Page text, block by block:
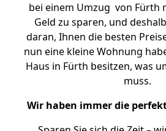
bei einem Umzug von Fürth
Geld zu sparen, und
daran, Ihnen die besten
nun eine kleine Wohnung
Haus in Fürth besitzen, was
muss.
Wir haben immer die